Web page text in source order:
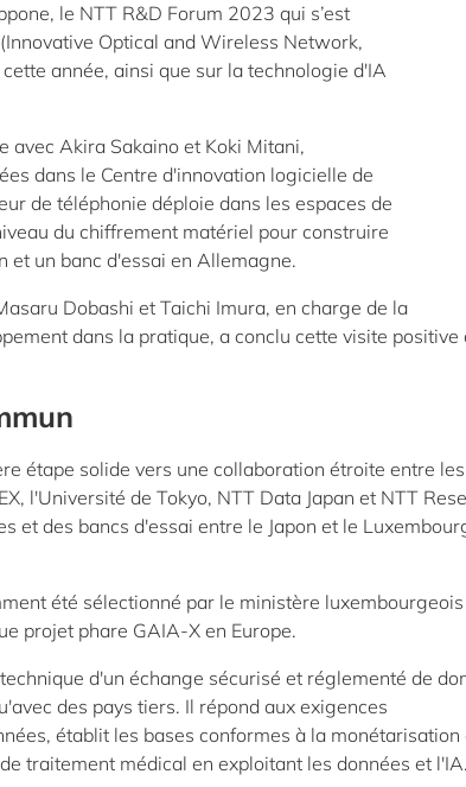
le NTT R&D Forum 2023 qui s’est
Optical and Wireless Network,
année, ainsi que sur la technologie d'IA
avec Akira Sakaino et Koki Mitani,
dans le Centre d'innovation logicielle de
de téléphonie déploie dans les espaces de
du chiffrement matériel pour construire
et un banc d'essai en Allemagne.
Dobashi et Taichi Imura, en charge de la
dans la pratique, a conclu cette visite positive
étape solide vers une collaboration étroite entre les
l'Université de Tokyo, NTT Data Japan et NTT
et des bancs d'essai entre le Japon et le
été sélectionné par le ministère
projet phare GAIA-X en Europe.
d'un échange sécurisé et réglementé de
des pays tiers. Il répond aux exigences
établit les bases conformes à la monétarisation
traitement médical en exploitant les données et